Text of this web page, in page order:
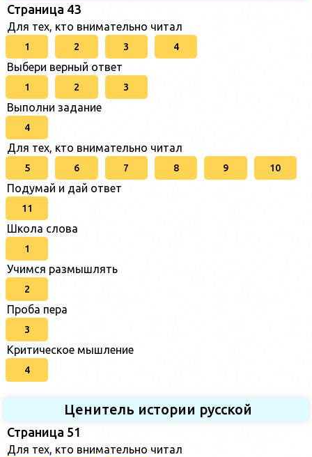
Страница 43
Для тех, кто внимательно читал
1 2 3 4
Выбери верный ответ
1 2 3
Выполни задание
4
Для тех, кто внимательно читал
5 6 7 8 9 10
Подумай и дай ответ
11
Школа слова
1
Учимся размышлять
2
Проба пера
3
Критическое мышление
4
Ценитель истории русской
Страница 51
Для тех, кто внимательно читал